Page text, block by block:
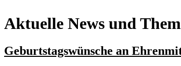
Aktuelle News und
Geburtstagswünsche an